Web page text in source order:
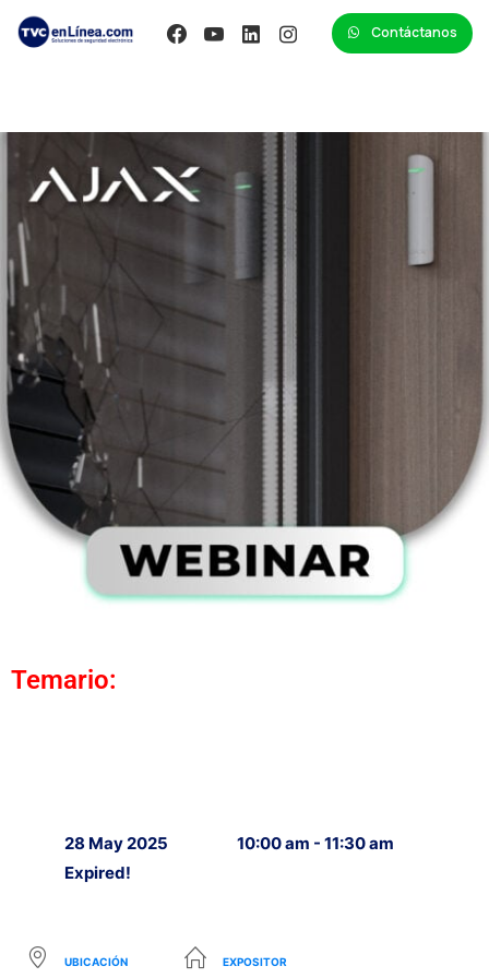
Contáctanos
Temario:
28 May 2025
Expired!
10:00 am - 11:30 am
UBICACIÓN EXPOSITOR